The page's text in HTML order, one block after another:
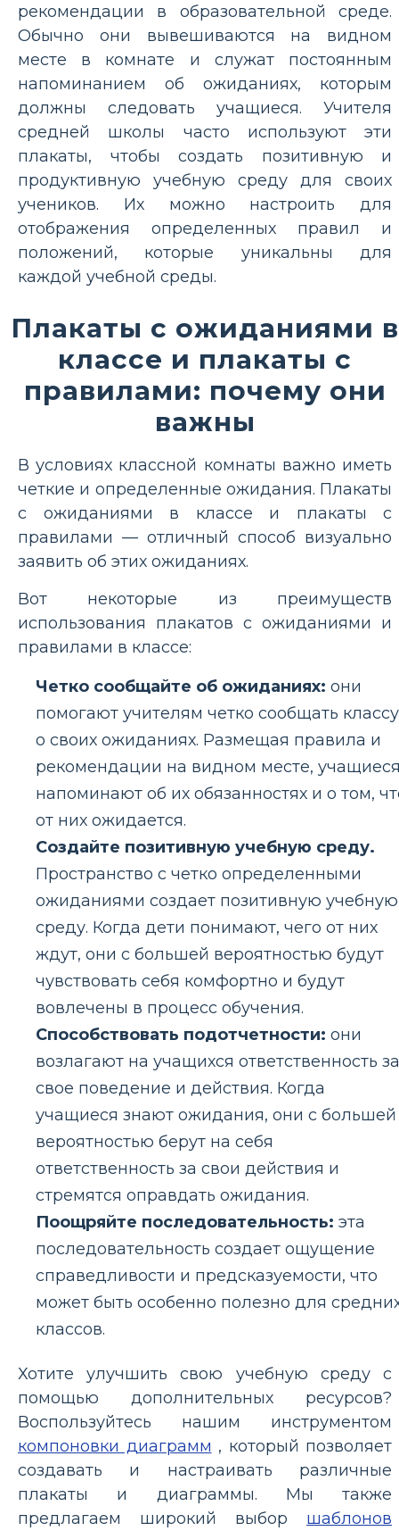
рекомендации в образовательной среде.
Обычно они вывешиваются на видном
месте в комнате и служат постоянным
напоминанием об ожиданиях, которым
должны следовать учащиеся. Учителя
средней школы часто используют эти
плакаты, чтобы создать позитивную и
продуктивную учебную среду для своих
учеников. Их можно настроить для
отображения определенных правил и
положений, которые уникальны для
каждой учебной среды.
Плакаты с ожиданиями в
классе и плакаты с
правилами: почему они
важны
В условиях классной комнаты важно иметь
четкие и определенные ожидания. Плакаты
с ожиданиями в классе и плакаты с
правилами — отличный способ визуально
заявить об этих ожиданиях.
Вот некоторые из преимуществ
использования плакатов с ожиданиями и
правилами в классе:
Четко сообщайте об ожиданиях: они
помогают учителям четко сообщать классу
о своих ожиданиях. Размещая правила и
рекомендации на видном месте,
напоминают об их обязанностях и о том,
от них ожидается.
Создайте позитивную учебную среду.
Пространство с четко определенными
ожиданиями создает позитивную учебную
среду. Когда дети понимают, чего от них
ждут, они с большей вероятностью будут
чувствовать себя комфортно и будут
вовлечены в процесс обучения.
Способствовать подотчетности: они
возлагают на учащихся ответственность за
свое поведение и действия. Когда
учащиеся знают ожидания, они с большей
вероятностью берут на себя
ответственность за свои действия и
стремятся оправдать ожидания.
Поощряйте последовательность: эта
последовательность создает ощущение
справедливости и предсказуемости, что
может быть особенно полезно для
классов.
Хотите улучшить свою учебную среду с
помощью дополнительных ресурсов?
Воспользуйтесь нашим инструментом
компоновки диаграмм , который позволяет
создавать и настраивать различные
плакаты и диаграммы. Мы также
предлагаем широкий выбор шаблонов